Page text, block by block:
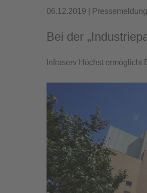
06.12.2019 | Pressemeldung
Bei der
Infraserv Höchst